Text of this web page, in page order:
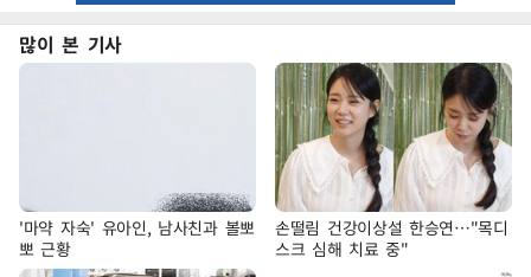
많이 본 기사
'마약 자숙' 유아인, 남사친과 볼뽀
뽀 근황
손떨림 건강이상설 한승연…"목디
스크 심해 치료 중"